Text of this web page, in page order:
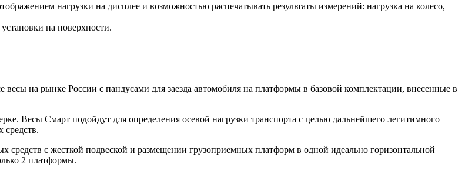
нагрузки на дисплее и возможностью распечатывать результаты измерений: нагрузка на колесо,
на поверхности.
на рынке России с пандусами для заезда автомобиля на платформы в базовой комплектации, внесенные в
Весы Смарт подойдут для определения осевой нагрузки транспорта с целью дальнейшего легитимного
с жесткой подвеской и размещении грузоприемных платформ в одной идеально горизонтальной
2 платформы.